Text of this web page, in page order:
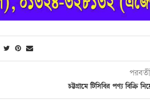
চট্টগ্রামে টিসিবির পণ্য বিক্রি